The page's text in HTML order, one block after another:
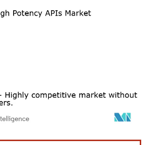
。再利用にはCC BY 4.0の表示が必要です。